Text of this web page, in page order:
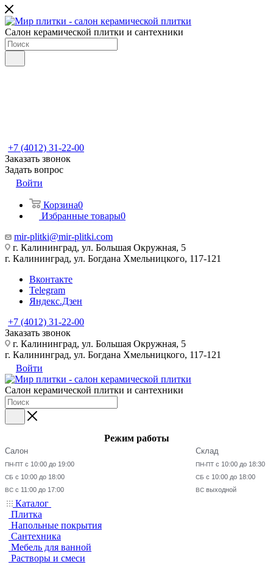
Салон керамической плитки и сантехники
+7 (4012) 31-22-00
Заказать звонок
Задать вопрос
Войти
Корзина0
Избранные товары0
mir-plitki@mir-plitki.com
г. Калининград, ул. Большая Окружная, 5
г. Калининград, ул. Богдана Хмельницкого, 117-121
Вконтакте
Telegram
Яндекс.Дзен
+7 (4012) 31-22-00
Заказать звонок
г. Калининград, ул. Большая Окружная, 5
г. Калининград, ул. Богдана Хмельницкого, 117-121
Войти
Салон керамической плитки и сантехники
Режим работы
Салон
ПН-ПТ с 10:00 до 19:00
СБ с 10:00 до 18:00
ВС с 11:00 до 17:00
Склад
ПН-ПТ с 10:00 до 18:30
СБ с 10:00 до 18:00
ВС выходной
Каталог
Плитка
Напольные покрытия
Сантехника
Мебель для ванной
Растворы и смеси